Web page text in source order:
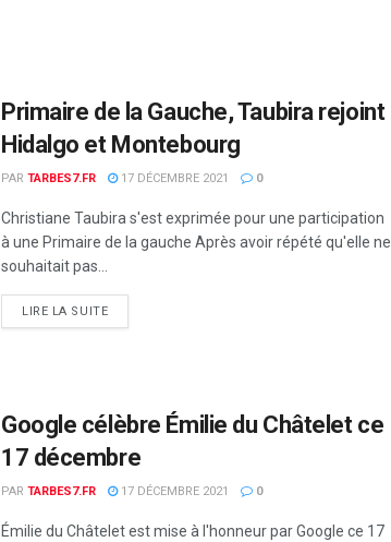
Primaire de la Gauche, Taubira rejoint
Hidalgo et Montebourg
PAR TARBES7.FR 17 DÉCEMBRE 2021 0
Christiane Taubira s'est exprimée pour une participation
à une Primaire de la gauche Après avoir répété qu'elle ne
souhaitait pas...
LIRE LA SUITEDETAILS
Google célèbre Émilie du Châtelet ce
17 décembre
PAR TARBES7.FR 17 DÉCEMBRE 2021 0
Émilie du Châtelet est mise à l'honneur par Google ce 17